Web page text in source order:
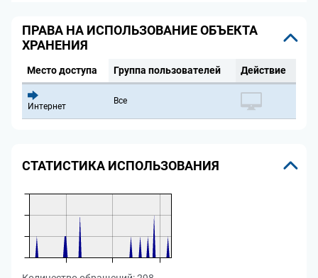
ПРАВА НА ИСПОЛЬЗОВАНИЕ ОБЪЕКТА
ХРАНЕНИЯ
Место доступа Группа пользователей Действие
Интернет
Все
СТАТИСТИКА ИСПОЛЬЗОВАНИЯ